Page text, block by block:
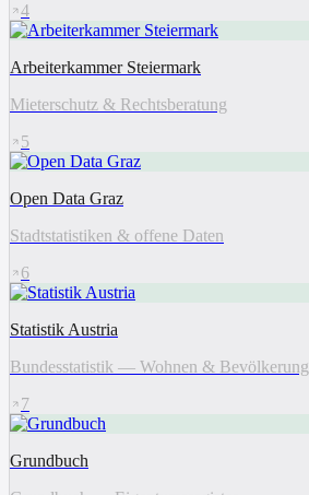
4
Arbeiterkammer Steiermark
Mieterschutz & Rechtsberatung
5
Open Data Graz
Stadtstatistiken & offene Daten
6
Statistik Austria
Bundesstatistik — Wohnen & Bevölkerung
7
Grundbuch